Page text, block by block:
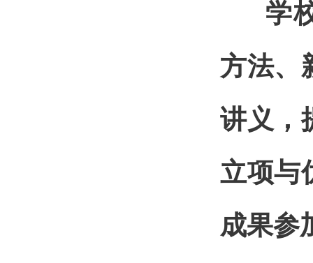
学
方法、
讲义，
立项与
成果参